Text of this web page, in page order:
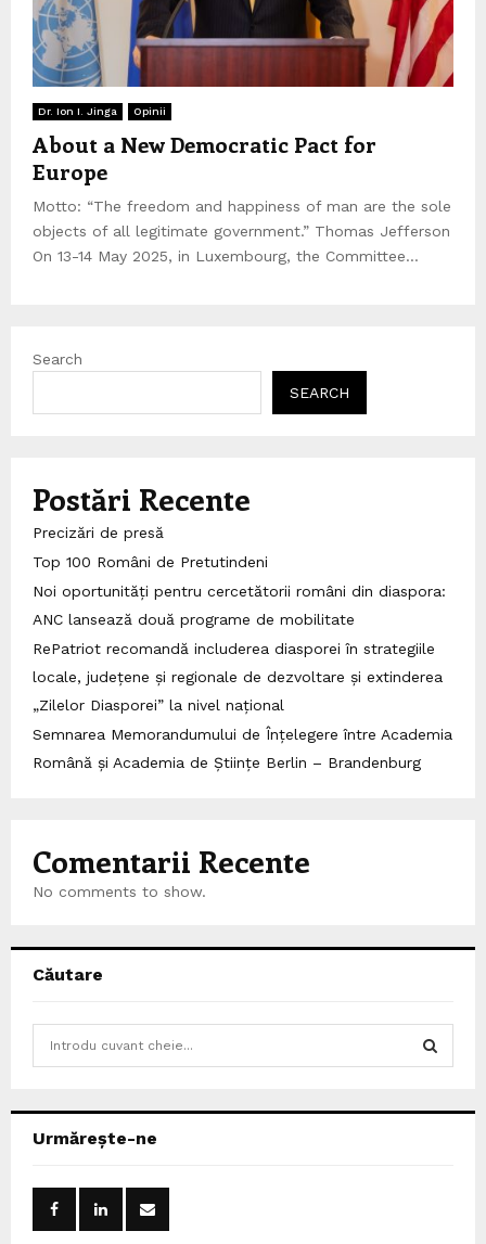
Dr. Ion I. Jinga Opinii
About a New Democratic Pact for
Europe
Motto: “The freedom and happiness of man are the sole
objects of all legitimate government.” Thomas Jefferson
On 13-14 May 2025, in Luxembourg, the Committee...
Search
SEARCH
Postări Recente
Precizări de presă
Top 100 Români de Pretutindeni
Noi oportunități pentru cercetătorii români din diaspora:
ANC lansează două programe de mobilitate
RePatriot recomandă includerea diasporei în strategiile
locale, județene și regionale de dezvoltare și extinderea
„Zilelor Diasporei” la nivel național
Semnarea Memorandumului de Înțelegere între Academia
Română și Academia de Științe Berlin – Brandenburg
Comentarii Recente
No comments to show.
Căutare
h
Urmărește-ne